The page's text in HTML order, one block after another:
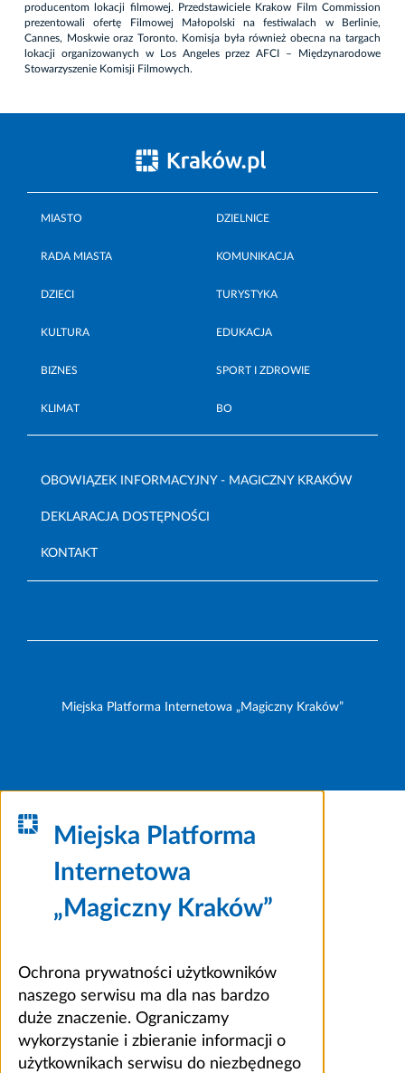
producentom lokacji filmowej. Przedstawiciele Krakow Film Commission
prezentowali ofertę Filmowej Małopolski na festiwalach w Berlinie,
Cannes, Moskwie oraz Toronto. Komisja była również obecna na targach
lokacji organizowanych w Los Angeles przez AFCI – Międzynarodowe
Stowarzyszenie Komisji Filmowych.
MIASTO DZIELNICE
RADA MIASTA KOMUNIKACJA
DZIECI TURYSTYKA
KULTURA EDUKACJA
BIZNES SPORT I ZDROWIE
KLIMAT BO
OBOWIĄZEK INFORMACYJNY - MAGICZNY KRAKÓW
DEKLARACJA DOSTĘPNOŚCI
KONTAKT
Miejska Platforma Internetowa „Magiczny Kraków”
Miejska Platforma
Internetowa
„Magiczny Kraków”
Ochrona prywatności użytkowników
naszego serwisu ma dla nas bardzo
duże znaczenie. Ograniczamy
wykorzystanie i zbieranie informacji o
użytkownikach serwisu do niezbędnego